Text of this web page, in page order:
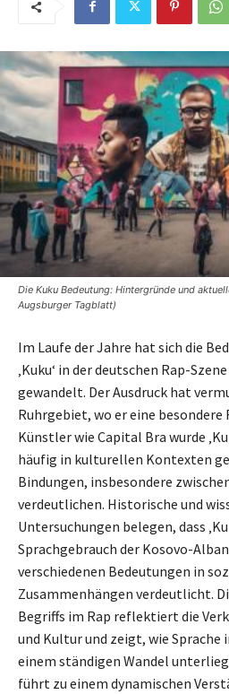
Die Kuku Bedeutung: Hintergründe und
Augsburger Tagblatt)
Im Laufe der Jahre hat sich die
‚Kuku‘ in der deutschen Rap-
gewandelt. Der Ausdruck hat
Ruhrgebiet, wo er eine besondere
Künstler wie Capital Bra wurde
häufig in kulturellen Kontexten
Bindungen, insbesondere zwischen
verdeutlichen. Historische und
Untersuchungen belegen, dass
Sprachgebrauch der Kosovo-
verschiedenen Bedeutungen in
Zusammenhängen verdeutlicht.
Begriffs im Rap reflektiert die
und Kultur und zeigt, wie
einem ständigen Wandel
führt zu einem dynamischen